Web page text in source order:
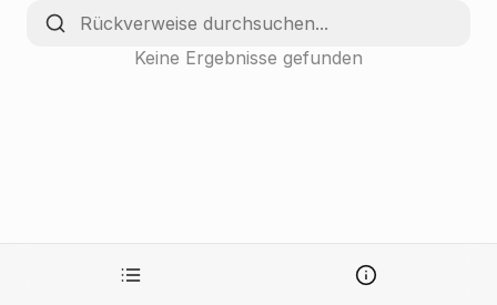
Keine Ergebnisse gefunden